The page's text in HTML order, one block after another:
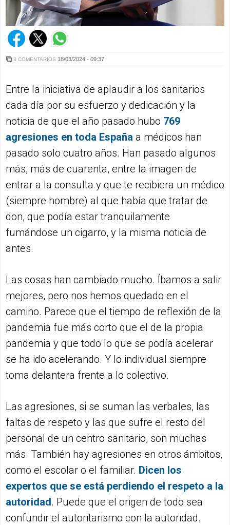
3 COMENTARIOS 18/03/2024 - 09:37
Entre la iniciativa de aplaudir a los sanitarios
cada día por su esfuerzo y dedicación y la
noticia de que el año pasado hubo 769
agresiones en toda España a médicos han
pasado solo cuatro años. Han pasado algunos
más, más de cuarenta, entre la imagen de
entrar a la consulta y que te recibiera un médico
(siempre hombre) al que había que tratar de
don, que podía estar tranquilamente
fumándose un cigarro, y la misma noticia de
antes.
Las cosas han cambiado mucho. Íbamos a salir
mejores, pero nos hemos quedado en el
camino. Parece que el tiempo de reflexión de la
pandemia fue más corto que el de la propia
pandemia y que todo lo que se podía acelerar
se ha ido acelerando. Y lo individual siempre
toma delantera frente a lo colectivo.
Las agresiones, si se suman las verbales, las
faltas de respeto y las que sufre el resto del
personal de un centro sanitario, son muchas
más. También hay agresiones en otros ámbitos,
como el escolar o el familiar. Dicen los
expertos que se está perdiendo el respeto a la
autoridad . Puede que el origen de todo sea
confundir el autoritarismo con la autoridad.